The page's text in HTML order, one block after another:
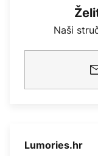
Naši
Lumories.hr